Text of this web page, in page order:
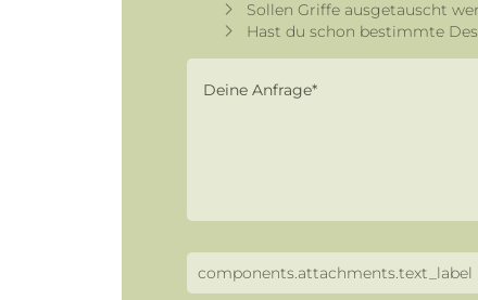
Sollen Griffe ausgetauscht
Hast du schon bestimmte
components.attachments.text_label